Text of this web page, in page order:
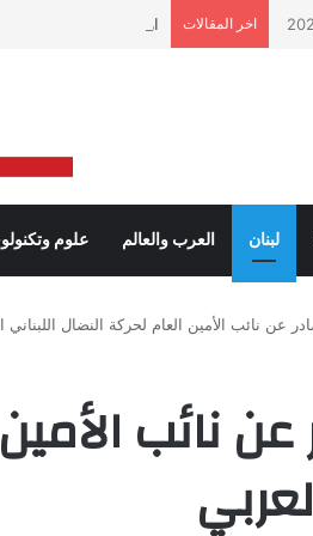
اخر المقالات ارتفاع إيرادات شباك
لبنان العرب والعالم علوم
عن نائب الأمين العام لحركة النضال اللبناني
عن نائب